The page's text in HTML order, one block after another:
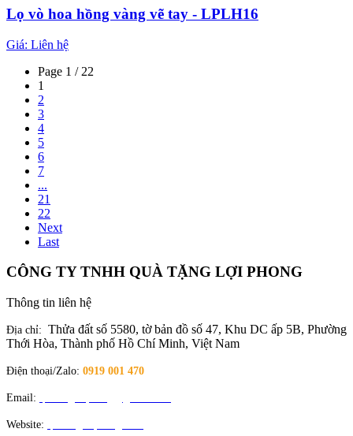
Lọ vò hoa hồng vàng vẽ tay - LPLH16
Giá: Liên hệ
Page 1 / 22
1
2
3
4
5
6
7
...
21
22
Next
Last
CÔNG TY TNHH QUÀ TẶNG LỢI PHONG
Thông tin liên hệ
Địa chỉ: Thửa đất số 5580, tờ bản đồ số 47, Khu DC ấp 5B, Phường
Thới Hòa, Thành phố Hồ Chí Minh, Việt Nam
Điện thoại/Zalo: 0919 001 470
Email:
Website: